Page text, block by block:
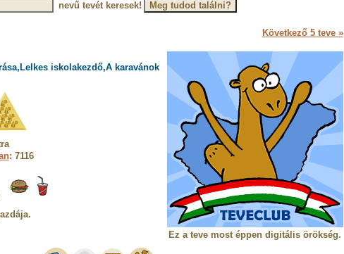
nevű tevét keresek!
Következő 5 teve »
iskolakezdő,A karavánok
: 7116
Ez a teve most éppen digitális örökség.